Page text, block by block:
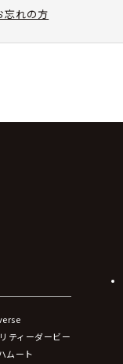
忘れの方
ティーダービー
ムート